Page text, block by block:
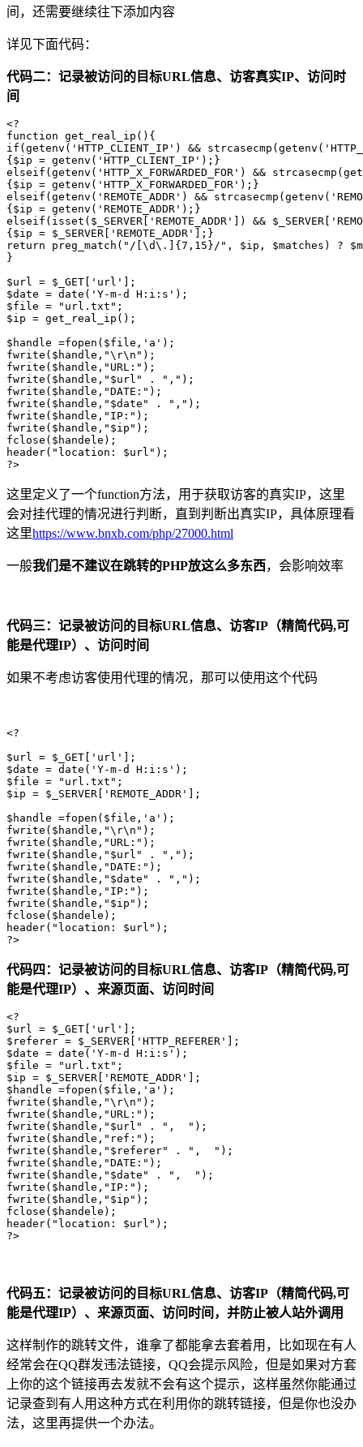
间，还需要继续往下添加内容
详见下面代码：
代码二：记录被访问的目标URL信息、访客真实IP、访问时
间
<?
function get_real_ip(){
if(getenv('HTTP_CLIENT_IP') &&
{$ip = getenv('HTTP_CLIENT_IP');}
elseif(getenv('HTTP_X_FORWARDED_FOR') &&
{$ip = getenv('HTTP_X_FORWARDED_FOR');}
elseif(getenv('REMOTE_ADDR') &&
{$ip = getenv('REMOTE_ADDR');}
elseif(isset($_SERVER['REMOTE_ADDR']) &&
{$ip = $_SERVER['REMOTE_ADDR'];}
return preg_match("/[\d\.]{7,15}/", $ip, $matches) ?
}
$url = $_GET['url'];
$date = date('Y-m-d H:i:s');
$file = "url.txt";
$ip = get_real_ip();
$handle =fopen($file,'a');
fwrite($handle,"\r\n");
fwrite($handle,"URL:");
fwrite($handle,"$url" . ",");
fwrite($handle,"DATE:");
fwrite($handle,"$date" . ",");
fwrite($handle,"IP:");
fwrite($handle,"$ip");
fclose($handele);
header("location: $url");
?>
这里定义了一个function方法，用于获取访客的真实IP，这里
会对挂代理的情况进行判断，直到判断出真实IP，具体原理看
这里https://www.bnxb.com/php/27000.html
一般我们是不建议在跳转的PHP放这么多东西，会影响效率
代码三：记录被访问的目标URL信息、访客IP（精简代码,可
能是代理IP）、访问时间
如果不考虑访客使用代理的情况，那可以使用这个代码
<?
$url = $_GET['url'];
$date = date('Y-m-d H:i:s');
$file = "url.txt";
$ip = $_SERVER['REMOTE_ADDR'];
$handle =fopen($file,'a');
fwrite($handle,"\r\n");
fwrite($handle,"URL:");
fwrite($handle,"$url" . ",");
fwrite($handle,"DATE:");
fwrite($handle,"$date" . ",");
fwrite($handle,"IP:");
fwrite($handle,"$ip");
fclose($handele);
header("location: $url");
?>
代码四：记录被访问的目标URL信息、访客IP（精简代码,可
能是代理IP）、来源页面、访问时间
<?
$url = $_GET['url'];
$referer = $_SERVER['HTTP_REFERER'];
$date = date('Y-m-d H:i:s');
$file = "url.txt";
$ip = $_SERVER['REMOTE_ADDR'];
$handle =fopen($file,'a');
fwrite($handle,"\r\n");
fwrite($handle,"URL:");
fwrite($handle,"$url" . ",  ");
fwrite($handle,"ref:");
fwrite($handle,"$referer" . ",  ");
fwrite($handle,"DATE:");
fwrite($handle,"$date" . ",  ");
fwrite($handle,"IP:");
fwrite($handle,"$ip");
fclose($handele);
header("location: $url");
?>
代码五：记录被访问的目标URL信息、访客IP（精简代码,可
能是代理IP）、来源页面、访问时间，并防止被人站外调用
这样制作的跳转文件，谁拿了都能拿去套着用，比如现在有人
经常会在QQ群发违法链接，QQ会提示风险，但是如果对方套
上你的这个链接再去发就不会有这个提示，这样虽然你能通过
记录查到有人用这种方式在利用你的跳转链接，但是你也没办
法，这里再提供一个办法。